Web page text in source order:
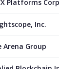
Platforms
Inc.
Arena Group